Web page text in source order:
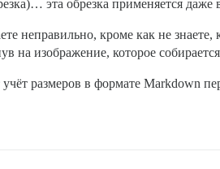
эта обрезка применяется
неправильно, кроме как не знаете,
на изображение, которое
размеров в формате Markdown